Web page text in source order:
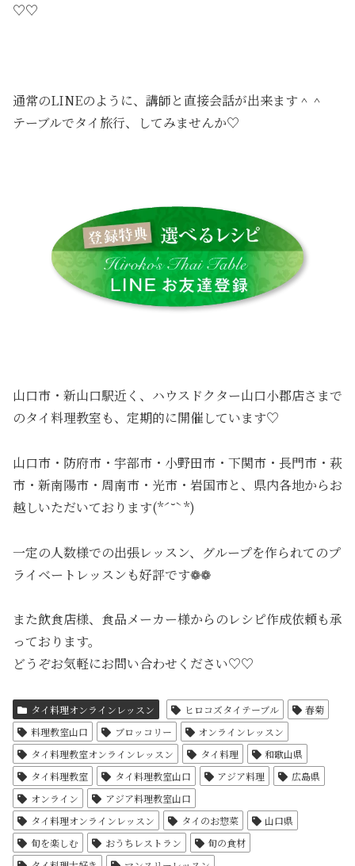
♡♡
通常のLINEのように、講師と直接会話が出来ます＾＾
テーブルでタイ旅行、してみませんか♡
山口市・新山口駅近く、ハウスドクター山口小郡店さまで
のタイ料理教室も、定期的に開催しています♡
山口市・防府市・宇部市・小野田市・下関市・長門市・萩
市・新南陽市・周南市・光市・岩国市と、県内各地からお
越しいただいております(*ˊ˘ˋ*)
一定の人数様での出張レッスン、グループを作られてのプ
ライベートレッスンも好評です❁❁
また飲食店様、食品メーカー様からのレシピ作成依頼も承
っております。
どうぞお気軽にお問い合わせください♡♡
タイ料理オンラインレッスン ヒロコズタイテーブル
春菊
料理教室山口
ブロッコリー
オンラインレッスン
タイ料理教室オンラインレッスン
タイ料理
和歌山県
タイ料理教室
タイ料理教室山口 アジア料理
広島県
オンライン
アジア料理教室山口
タイ料理オンラインレッスン
タイのお惣菜
山口県
旬を楽しむ
おうちレストラン
旬の食材